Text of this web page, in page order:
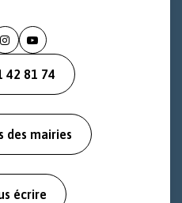
Lien
le
compte
Lien
la
chaîne
42 81 74
des mairies
écrire